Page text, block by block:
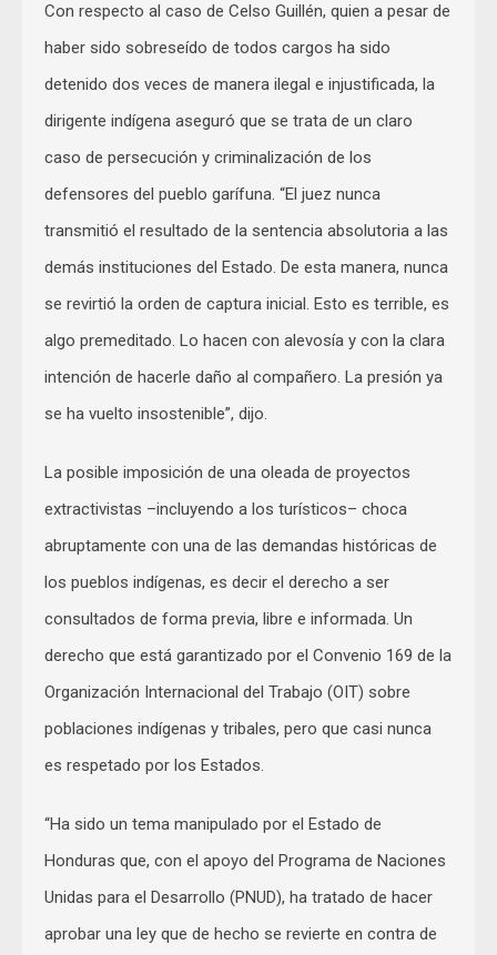
Con respecto al caso de Celso Guillén, quien a pesar de
haber sido sobreseído de todos cargos ha sido
detenido dos veces de manera ilegal e injustificada, la
dirigente indígena aseguró que se trata de un claro
caso de persecución y criminalización de los
defensores del pueblo garífuna. “El juez nunca
transmitió el resultado de la sentencia absolutoria a las
demás instituciones del Estado. De esta manera, nunca
se revirtió la orden de captura inicial. Esto es terrible, es
algo premeditado. Lo hacen con alevosía y con la clara
intención de hacerle daño al compañero. La presión ya
se ha vuelto insostenible”, dijo.
La posible imposición de una oleada de proyectos
extractivistas –incluyendo a los turísticos– choca
abruptamente con una de las demandas históricas de
los pueblos indígenas, es decir el derecho a ser
consultados de forma previa, libre e informada. Un
derecho que está garantizado por el Convenio 169 de la
Organización Internacional del Trabajo (OIT) sobre
poblaciones indígenas y tribales, pero que casi nunca
es respetado por los Estados.
“Ha sido un tema manipulado por el Estado de
Honduras que, con el apoyo del Programa de Naciones
Unidas para el Desarrollo (PNUD), ha tratado de hacer
aprobar una ley que de hecho se revierte en contra de